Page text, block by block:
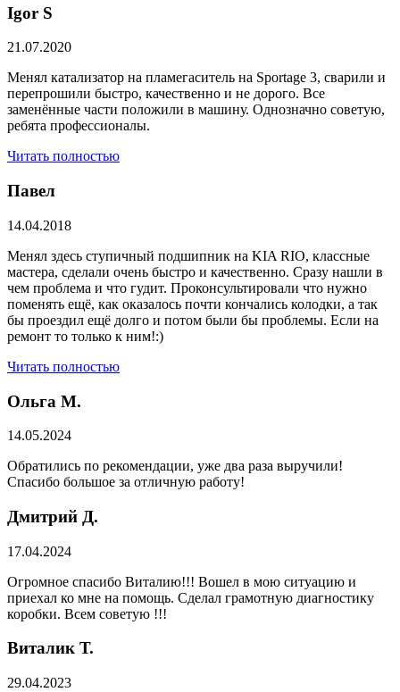
​Igor S
21.07.2020
Менял катализатор на пламегаситель на Sportage 3, сварили и
перепрошили быстро, качественно и не дорого. Все
заменённые части положили в машину. Однозначно советую,
ребята профессионалы.
Читать полностью
Павел
14.04.2018
Менял здесь ступичный подшипник на KIA RIO, классные
мастера, сделали очень быстро и качественно. Сразу нашли в
чем проблема и что гудит. Проконсультировали что нужно
поменять ещё, как оказалось почти кончались колодки, а так
бы проездил ещё долго и потом были бы проблемы. Если на
ремонт то только к ним!:)
Читать полностью
Ольга М.
14.05.2024
Обратились по рекомендации, уже два раза выручили!
Спасибо большое за отличную работу!
Дмитрий Д.
17.04.2024
Огромное спасибо Виталию!!! Вошел в мою ситуацию и
приехал ко мне на помощь. Сделал грамотную диагностику
коробки. Всем советую !!!
Виталик Т.
29.04.2023